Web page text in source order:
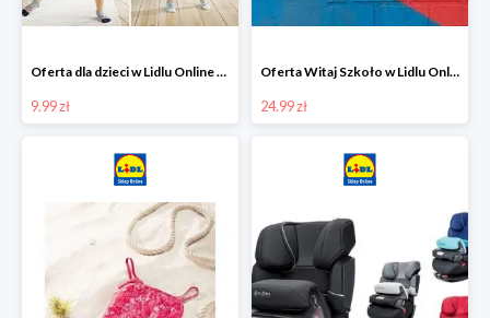
Oferta dla dzieci w Lidlu Online od 9,99 zł
9.99 zł
Oferta Witaj Szkoło w Lidlu Online od 24,99 zł
24.99 zł